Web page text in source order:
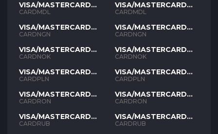
VISA/MASTERCARD
MDL
CARDMDL
VISA/MASTERCARD
NGN
CARDNGN
VISA/MASTERCARD
NOK
CARDNOK
VISA/MASTERCARD
PLN
CARDPLN
VISA/MASTERCARD
RON
CARDRON
VISA/MASTERCARD
RUB
CARDRUB
VISA/MASTERCARD
MDL
CARDMDL
VISA/MASTERCARD
NGN
CARDNGN
VISA/MASTERCARD
NOK
CARDNOK
VISA/MASTERCARD
PLN
CARDPLN
VISA/MASTERCARD
RON
CARDRON
VISA/MASTERCARD
RUB
CARDRUB